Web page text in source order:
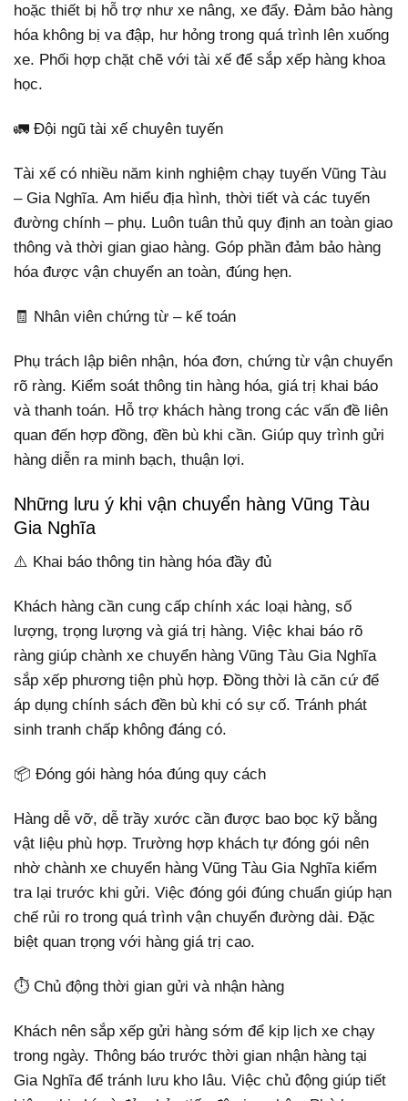
hoặc thiết bị hỗ trợ như xe nâng, xe đẩy. Đảm bảo hàng
hóa không bị va đập, hư hỏng trong quá trình lên xuống
xe. Phối hợp chặt chẽ với tài xế để sắp xếp hàng khoa
học.
🚛 Đội ngũ tài xế chuyên tuyến
Tài xế có nhiều năm kinh nghiệm chạy tuyến Vũng Tàu
– Gia Nghĩa. Am hiểu địa hình, thời tiết và các tuyến
đường chính – phụ. Luôn tuân thủ quy định an toàn giao
thông và thời gian giao hàng. Góp phần đảm bảo hàng
hóa được vận chuyển an toàn, đúng hẹn.
🧾 Nhân viên chứng từ – kế toán
Phụ trách lập biên nhận, hóa đơn, chứng từ vận chuyển
rõ ràng. Kiểm soát thông tin hàng hóa, giá trị khai báo
và thanh toán. Hỗ trợ khách hàng trong các vấn đề liên
quan đến hợp đồng, đền bù khi cần. Giúp quy trình gửi
hàng diễn ra minh bạch, thuận lợi.
Những lưu ý khi vận chuyển hàng Vũng Tàu
Gia Nghĩa
⚠️ Khai báo thông tin hàng hóa đầy đủ
Khách hàng cần cung cấp chính xác loại hàng, số
lượng, trọng lượng và giá trị hàng. Việc khai báo rõ
ràng giúp chành xe chuyển hàng Vũng Tàu Gia Nghĩa
sắp xếp phương tiện phù hợp. Đồng thời là căn cứ để
áp dụng chính sách đền bù khi có sự cố. Tránh phát
sinh tranh chấp không đáng có.
📦 Đóng gói hàng hóa đúng quy cách
Hàng dễ vỡ, dễ trầy xước cần được bao bọc kỹ bằng
vật liệu phù hợp. Trường hợp khách tự đóng gói nên
nhờ chành xe chuyển hàng Vũng Tàu Gia Nghĩa kiểm
tra lại trước khi gửi. Việc đóng gói đúng chuẩn giúp hạn
chế rủi ro trong quá trình vận chuyển đường dài. Đặc
biệt quan trọng với hàng giá trị cao.
⏱️ Chủ động thời gian gửi và nhận hàng
Khách nên sắp xếp gửi hàng sớm để kịp lịch xe chạy
trong ngày. Thông báo trước thời gian nhận hàng tại
Gia Nghĩa để tránh lưu kho lâu. Việc chủ động giúp tiết